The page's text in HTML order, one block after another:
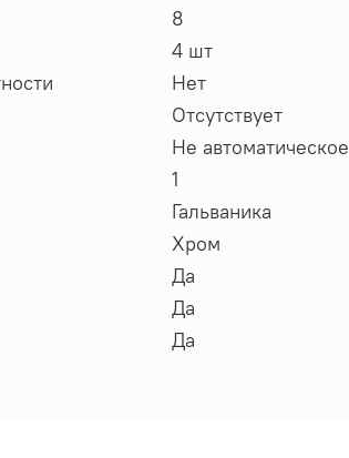
8
4 шт
Нет
Отсутствует
Не автоматическое
1
Гальваника
Хром
Да
Да
Да